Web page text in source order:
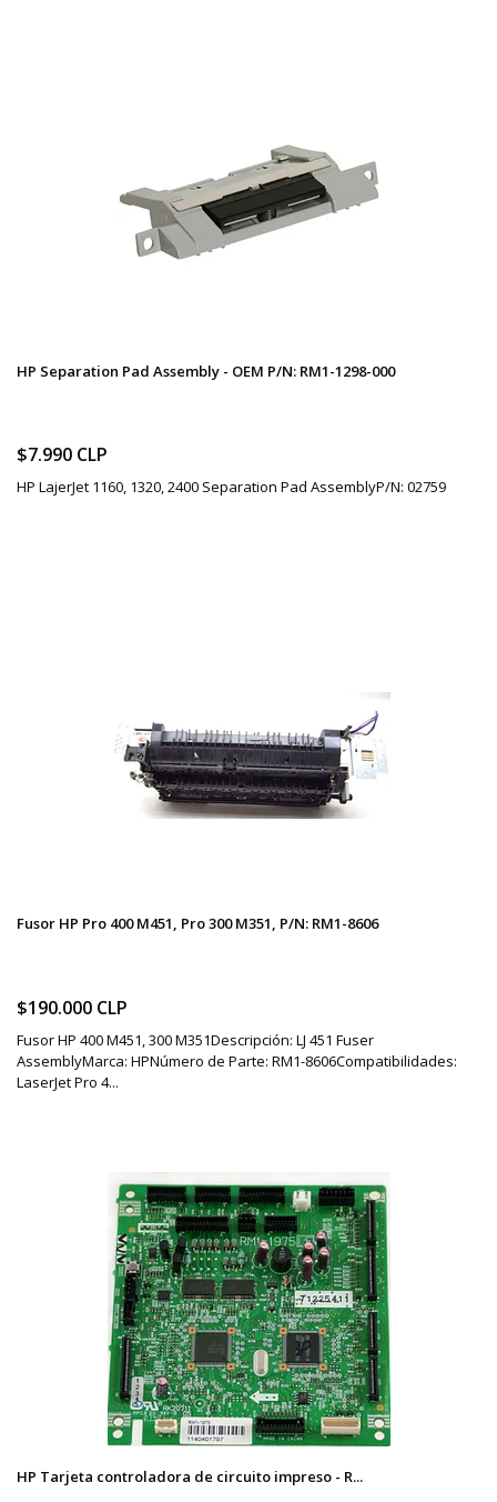
HP Separation Pad Assembly - OEM P/N: RM1-1298-000
$7.990 CLP
HP LajerJet 1160, 1320, 2400 Separation Pad AssemblyP/N: 02759
Fusor HP Pro 400 M451, Pro 300 M351, P/N: RM1-8606
$190.000 CLP
Fusor HP 400 M451, 300 M351Descripción: LJ 451 Fuser
AssemblyMarca: HPNúmero de Parte: RM1-8606Compatibilidades:
LaserJet Pro 4...
HP Tarjeta controladora de circuito impreso - R...